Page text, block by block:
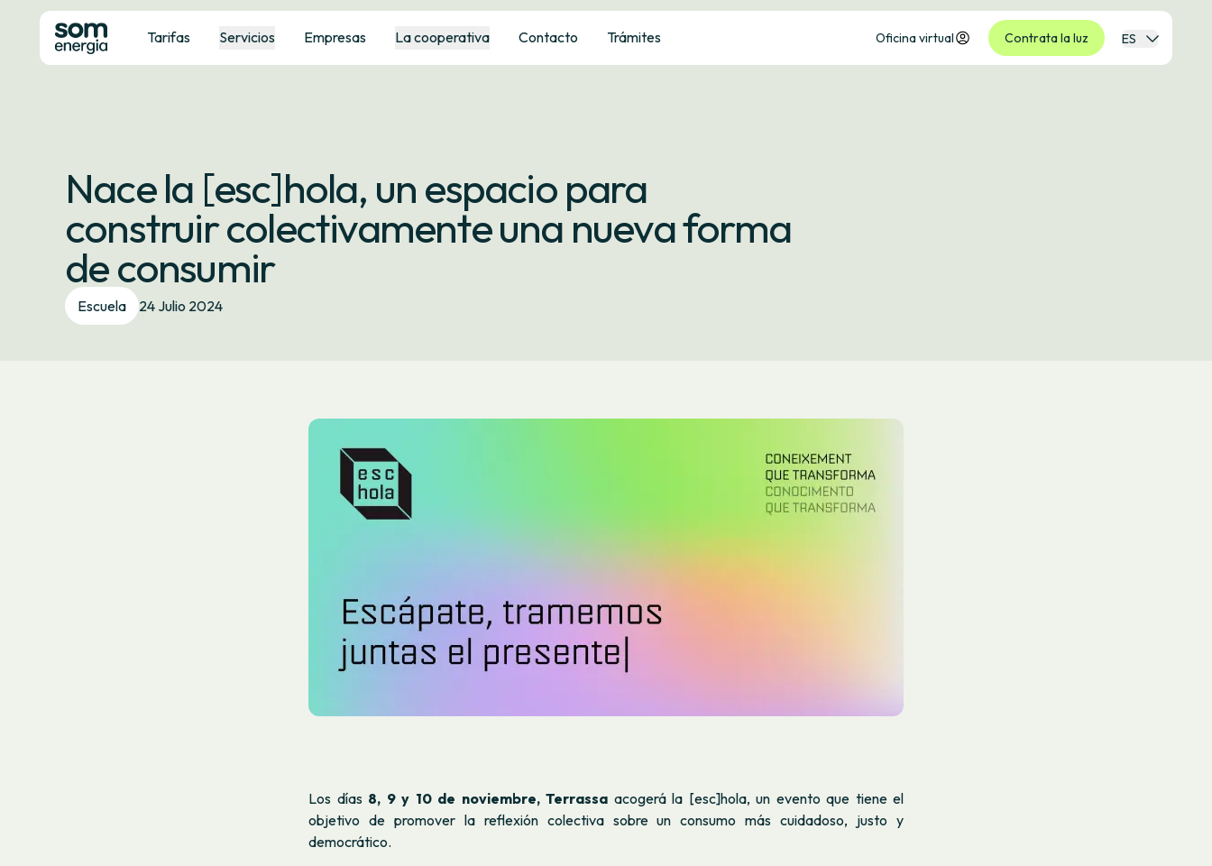
Tarifas Servicios Empresas La cooperativa Contacto Trámites Oficina virtual Contrata la luz ES
Nace la [esc]hola, un espacio para
construir colectivamente una nueva forma
de consumir
Escuela 24 Julio 2024
Los días 8, 9 y 10 de noviembre, Terrassa acogerá la [esc]hola, un evento que tiene el
objetivo de promover la reflexión colectiva sobre un consumo más cuidadoso, justo y
democrático.